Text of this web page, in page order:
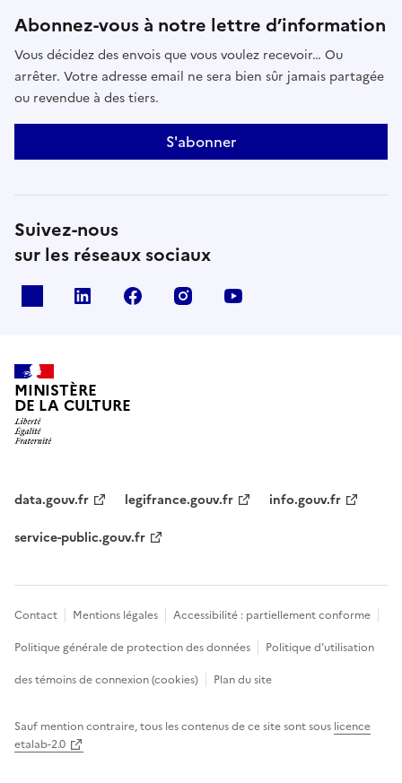
Abonnez-vous à notre lettre d’information
Vous décidez des envois que vous voulez recevoir… Ou
arrêter. Votre adresse email ne sera bien sûr jamais partagée
ou revendue à des tiers.
S'abonner
Suivez-nous
sur les réseaux sociaux
linkedin facebook instagram
MINISTÈRE
DE LA CULTURE
data.gouv.fr legifrance.gouv.fr
info.gouv.fr
service-public.gouv.fr
Contact Mentions légales
Accessibilité : partiellement conforme
Politique générale de protection des données
Politique d’utilisation
des témoins de connexion (cookies)
Plan du site
Sauf mention contraire, tous les contenus de ce site sont sous licence
etalab-2.0